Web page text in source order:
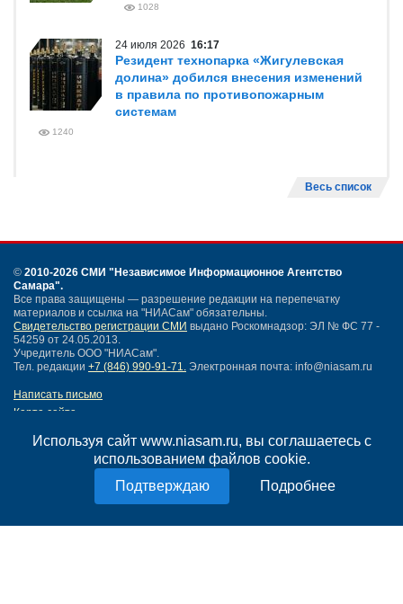
Используя сайт www.niasam.ru, вы соглашаетесь с
использованием файлов cookie.
Подробнее
1028
24 июля 2026 16:17
Резидент технопарка «Жигулевская
долина» добился внесения изменений
в правила по противопожарным
системам
1240
Весь список
© 2010-2026 СМИ "Независимое Информационное Агентство
Самара".
Все права защищены — разрешение редакции на перепечатку
материалов и ссылка на "НИАСам" обязательны.
Свидетельство регистрации СМИ выдано Роскомнадзор: ЭЛ № ФС 77 -
54259 от 24.05.2013.
Учредитель ООО "НИАСам".
Тел. редакции +7 (846) 990-91-71. Электронная почта: info@niasam.ru
Написать письмо
Карта сайта
Политика конфиденциальности
Согласие на обработку персональных данных